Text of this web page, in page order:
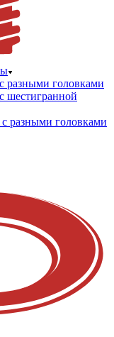
разными головками
шестигранной
разными головками